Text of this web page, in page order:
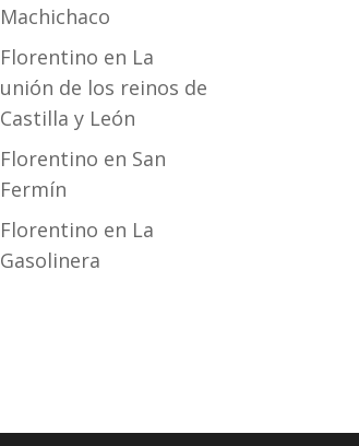
Machichaco
Florentino en La
unión de los reinos de
Castilla y León
Florentino en San
Fermín
Florentino en La
Gasolinera